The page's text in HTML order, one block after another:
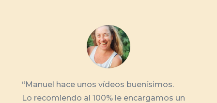
“Manuel hace unos vídeos buenísimos.
Lo recomiendo al 100% le encargamos un